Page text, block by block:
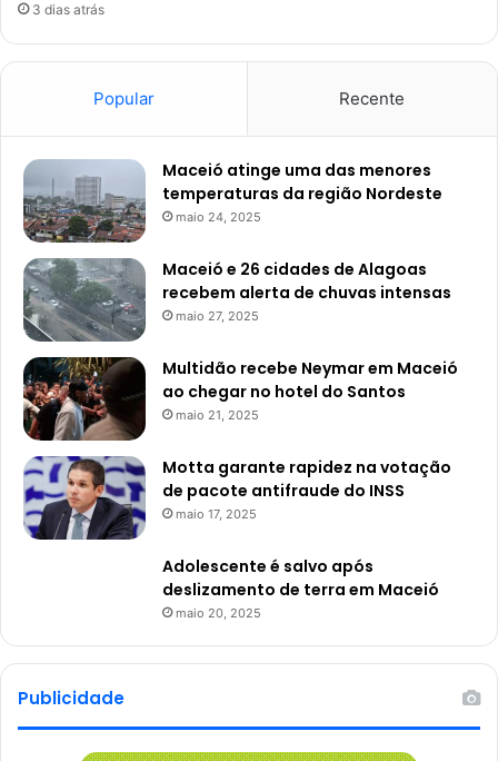
3 dias atrás
Popular Recente
Maceió atinge uma das menores
temperaturas da região Nordeste
maio 24, 2025
Maceió e 26 cidades de Alagoas
recebem alerta de chuvas intensas
maio 27, 2025
Multidão recebe Neymar em Maceió
ao chegar no hotel do Santos
maio 21, 2025
Motta garante rapidez na votação
de pacote antifraude do INSS
maio 17, 2025
Adolescente é salvo após
deslizamento de terra em Maceió
maio 20, 2025
Publicidade